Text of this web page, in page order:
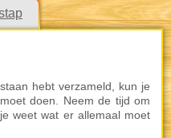
hebt verzameld, kun je
doen. Neem de tijd om
weet wat er allemaal moet